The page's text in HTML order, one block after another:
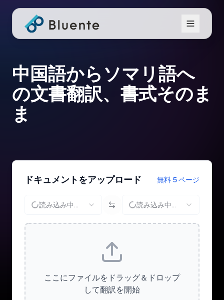
中国語からソマリ語へ
の文書翻訳、書式そのま
ま
ドキュメントをアップロード 無料 5 ページ
読み込み中... 読み込み中...
ここにファイルをドラッグ＆ドロップ
して翻訳を開始